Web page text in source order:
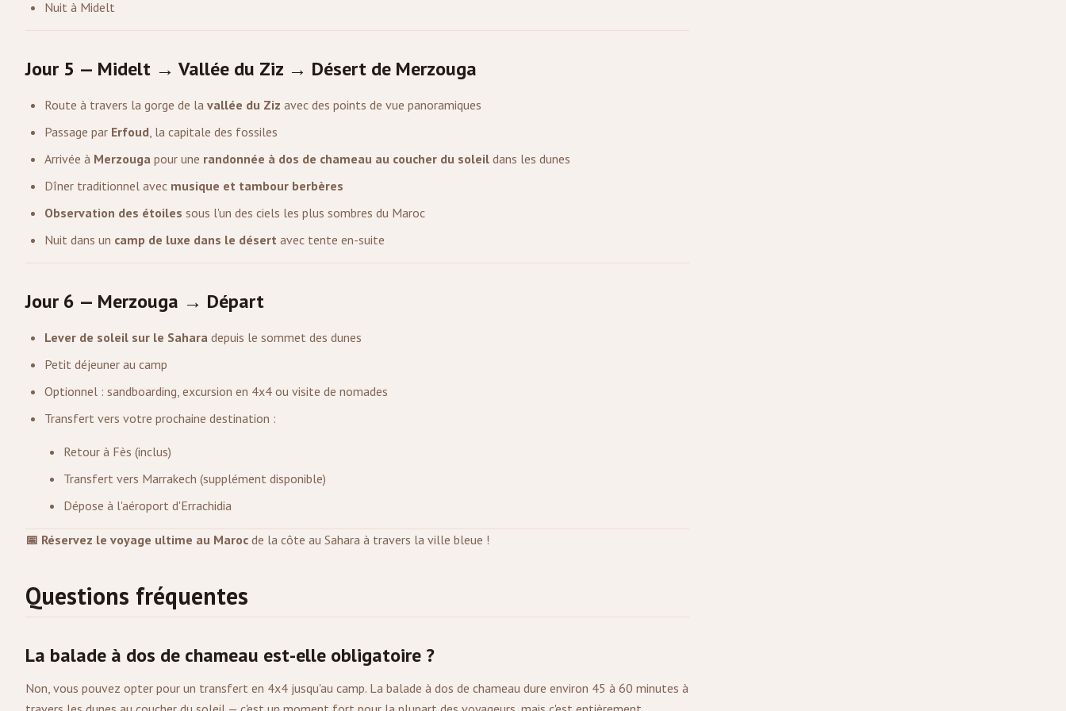
Nuit à Midelt
Jour 5 — Midelt → Vallée du Ziz → Désert de Merzouga
Route à travers la gorge de la vallée du Ziz avec des points de vue panoramiques
Passage par Erfoud, la capitale des fossiles
Arrivée à Merzouga pour une randonnée à dos de chameau au coucher du soleil dans les dunes
Dîner traditionnel avec musique et tambour berbères
Observation des étoiles sous l'un des ciels les plus sombres du Maroc
Nuit dans un camp de luxe dans le désert avec tente en-suite
Jour 6 — Merzouga → Départ
Lever de soleil sur le Sahara depuis le sommet des dunes
Petit déjeuner au camp
Optionnel : sandboarding, excursion en 4x4 ou visite de nomades
Transfert vers votre prochaine destination :
Retour à Fès (inclus)
Transfert vers Marrakech (supplément disponible)
Dépose à l'aéroport d'Errachidia
📅 Réservez le voyage ultime au Maroc de la côte au Sahara à travers la ville bleue !
Questions fréquentes
La balade à dos de chameau est-elle obligatoire ?
Non, vous pouvez opter pour un transfert en 4x4 jusqu'au camp. La balade à dos de chameau dure environ 45 à 60 minutes à